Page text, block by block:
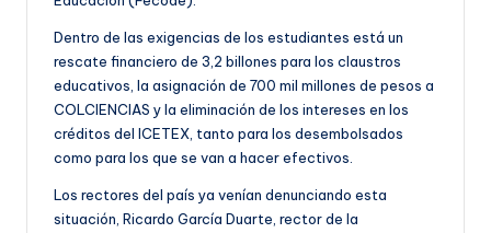
Dentro de las exigencias de los estudiantes está un
rescate financiero de 3,2 billones para los claustros
educativos, la asignación de 700 mil millones de pesos a
COLCIENCIAS y la eliminación de los intereses en los
créditos del ICETEX, tanto para los desembolsados
como para los que se van a hacer efectivos.
Los rectores del país ya venían denunciando esta
situación, Ricardo García Duarte, rector de la